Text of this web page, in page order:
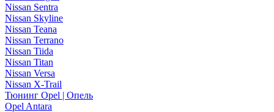
Nissan Sentra
Nissan Skyline
Nissan Teana
Nissan Terrano
Nissan Tiida
Nissan Titan
Nissan Versa
Nissan X-Trail
Тюнинг Opel | Опель
Opel Antara